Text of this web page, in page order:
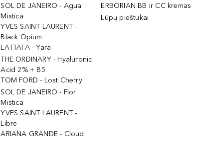
SOL DE JANEIRO - Agua
Mistica
YVES SAINT LAURENT -
Black Opium
LATTAFA - Yara
THE ORDINARY - Hyaluronic
Acid 2% + B5
TOM FORD - Lost Cherry
SOL DE JANEIRO - Flor
Mistica
YVES SAINT LAURENT -
Libre
ARIANA GRANDE - Cloud
ERBORIAN BB ir CC kremas
Lūpų pieštukai